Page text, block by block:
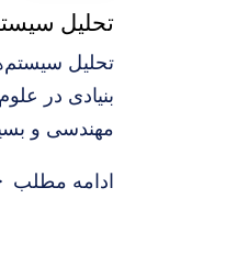
تحلیل
تحلیل
بنیادی در
مهندسی و
ادامه مطلب